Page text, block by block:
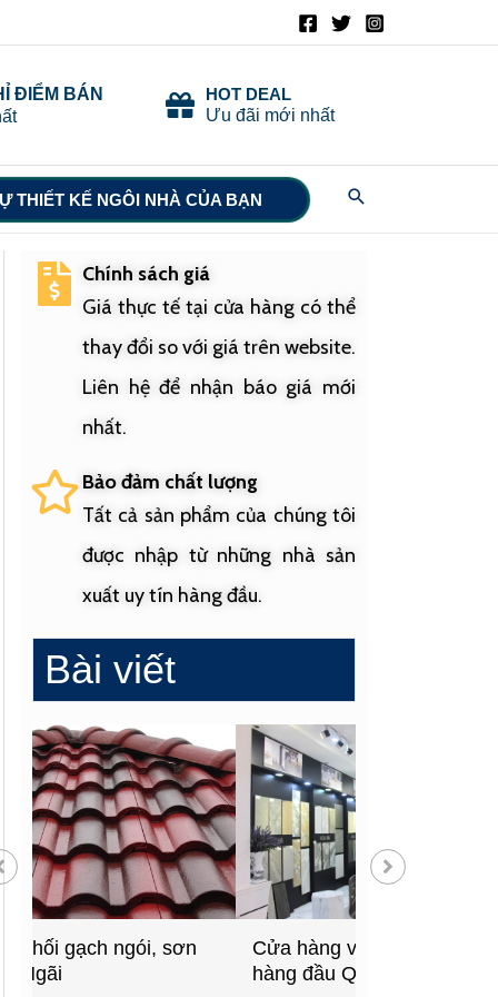
ĐIỂM BÁN
HOT DEAL
Ưu đãi mới nhất
THIẾT KẾ NGÔI NHÀ CỦA BẠN Search
Chính sách giá
Giá thực tế tại cửa hàng có thể
thay đổi so với giá trên website.
Liên hệ để nhận báo giá mới
nhất.
Bảo đảm chất lượng
Tất cả sản phẩm của chúng tôi
được nhập từ những nhà sản
xuất uy tín hàng đầu.
Bài viết
Cửa hàng vật liệu xây dựng
hàng đầu Quảng Ngãi